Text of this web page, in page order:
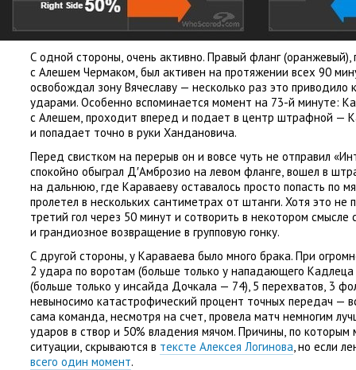
С одной стороны, очень активно. Правый фланг (оранжевый),
с Алешем Чермаком, был активен на протяжении всех 90
освобождал зону Вячеславу — несколько раз это
ударами. Особенно вспоминается момент на 73-й минуте:
с Алешем, проходит вперед и подает в центр штрафной —
и попадает точно в руки Хандановича.
Перед свистком на перерыв он и вовсе чуть не отправил «
спокойно обыграл Д′Амброзио на левом фланге, вошел в
на дальнюю, где Караваеву оставалось просто попасть по
пролетел в нескольких сантиметрах от штанги. Хотя это не
третий гол через 50 минут и сотворить в некотором
и грандиозное возвращение в групповую гонку.
С другой стороны, у Караваева было много брака. При
2 удара по воротам (больше только у нападающего
(больше только у инсайда Дочкала — 74), 5 перехватов, 3
невыносимо катастрофический процент точных передач —
сама команда, несмотря на счет, провела матч немногим
ударов в створ и 50% владения мячом. Причины, по которым
ситуации, скрываются в тексте Алексея Логинова, но если
всего один момент.